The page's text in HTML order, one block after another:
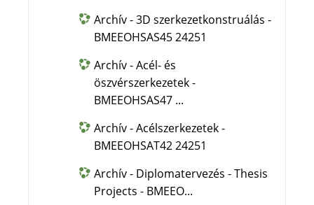
Archív - 3D szerkezetkonstruálás -
BMEEOHSAS45 24251
Archív - Acél- és
öszvérszerkezetek -
BMEEOHSAS47 ...
Archív - Acélszerkezetek -
BMEEOHSAT42 24251
Archív - Diplomatervezés - Thesis
Projects - BMEEO...